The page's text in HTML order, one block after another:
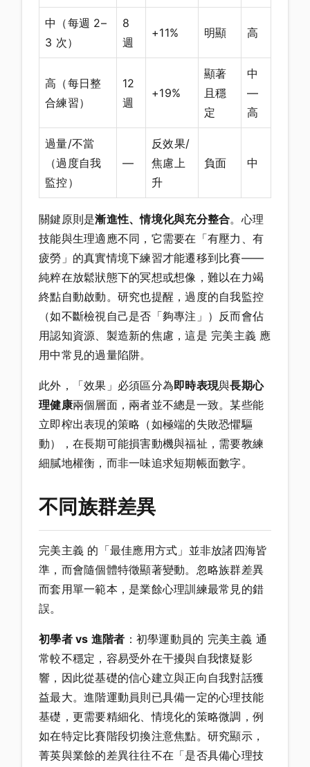
中（每週 2–
3 次）
8
週
+11% 明顯 高
高（每日整
合練習）
12
週
+19%
顯著
且穩
定
中
—
高
過量/不當
（過度自我
監控）
—
反效果/
焦慮上
升
負面 中
關鍵原則是漸進性、情境化與充分整合。心理
技能與生理適應不同，它需要在「有壓力、有
疲勞」的真實情境下練習才能遷移到比賽——
純粹在放鬆狀態下的冥想或想像，難以在力竭
終點自動啟動。研究也提醒，過度的自我監控
（如不斷檢視自己是否「夠專注」）反而會佔
用認知資源、製造新的焦慮，這是 完美主義 應
用中常見的過量陷阱。
此外，「效果」必須區分為即時表現與長期心
理健康兩個層面，兩者並不總是一致。某些能
立即榨出表現的策略（如極端的失敗恐懼驅
動），在長期可能損害動機與福祉，需要教練
細膩地權衡，而非一味追求短期帳面數字。
不同族群差異
完美主義 的「最佳應用方式」並非放諸四海皆
準，而會隨個體特徵顯著變動。忽略族群差異
而套用單一範本，是業餘心理訓練最常見的錯
誤。
初學者 vs 進階者 ：初學運動員的 完美主義 通
常較不穩定，容易受外在干擾與自我懷疑影
響，因此從基礎的信心建立與正向自我對話獲
益最大。進階運動員則已具備一定的心理技能
基礎，更需要精細化、情境化的策略微調，例
如在特定比賽階段切換注意焦點。研究顯示，
菁英與業餘的差異往往不在「是否具備心理技